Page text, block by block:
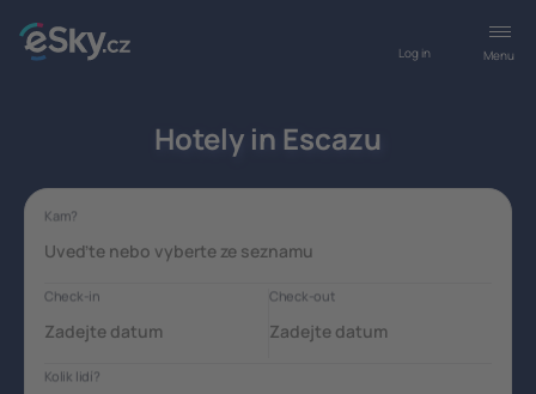
Menu
Log in
Hotely in Escazu